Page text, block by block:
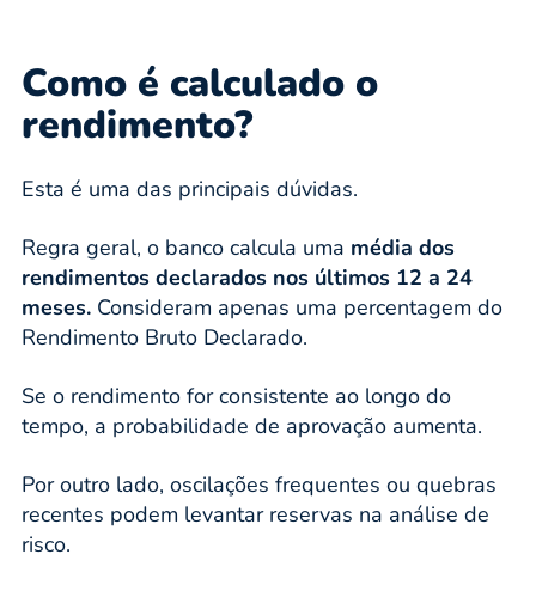
Como é calculado o
rendimento?
Esta é uma das principais dúvidas.
Regra geral, o banco calcula uma média dos
rendimentos declarados nos últimos 12 a 24
meses. Consideram apenas uma percentagem do
Rendimento Bruto Declarado.
Se o rendimento for consistente ao longo do
tempo, a probabilidade de aprovação aumenta.
Por outro lado, oscilações frequentes ou quebras
recentes podem levantar reservas na análise de
risco.